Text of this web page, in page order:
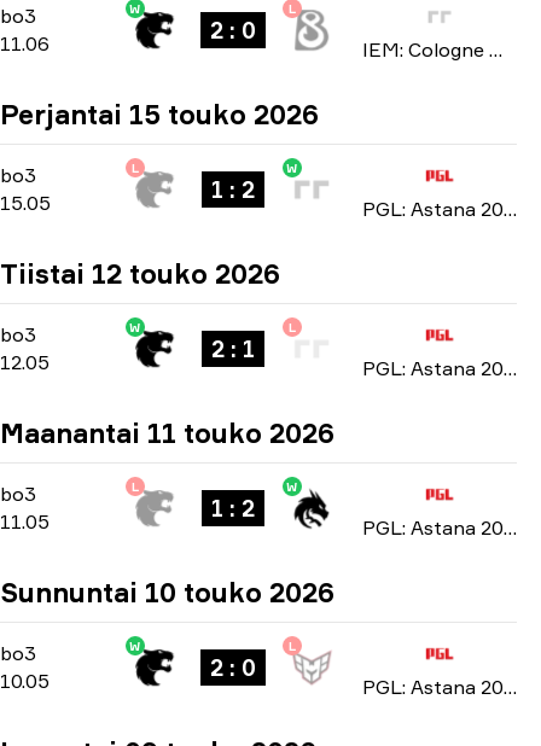
bo3
bo3
11.06
W
2 : 0
L
IEM: Cologne Major 2026
Perjantai 15 touko 2026
bo3 -bo3
15.05
L
1 : 2
W
PGL: Astana 2026
Tiistai 12 touko 2026
bo3 Group Stage-bo3
12.05
W
2 : 1
L
PGL: Astana 2026
Maanantai 11 touko 2026
bo3 Group Stage-bo3
11.05
L
1 : 2
W
PGL: Astana 2026
Sunnuntai 10 touko 2026
bo3 Group Stage-bo3
10.05
W
2 : 0
L
PGL: Astana 2026